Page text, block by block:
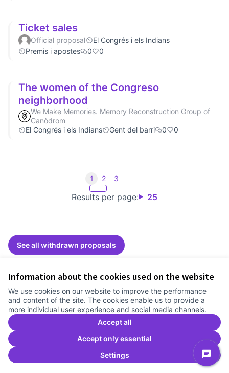
Information about the cookies used on the website
We use cookies on our website to improve the performance
and content of the site. The cookies enable us to provide a
more individual user experience and social media channels.
Accept all
Accept only essential
Settings
Ticket sales
Official proposal
El Congrés i els Indians
Premis i apostes
0 0
The women of the Congreso
neighborhood
We Make Memories. Memory Reconstruction Group of
Canòdrom
El Congrés i els Indians
Gent del barri 0 0
Results per page: 25
1 2 3
See all withdrawn proposals
Cookie settings
Comunitat Canòdrom at Facebook
(External link)
Comunitat Canòdrom at Instagram
(External link)
Comunitat Canòdrom at YouTube
(External link)
English
Triar la llenguaElegir el idiomaChoose language
(External link)
Website made with